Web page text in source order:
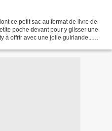
ce petit sac au format de livre de
poche devant pour y glisser une
à offrir avec une jolie guirlande...